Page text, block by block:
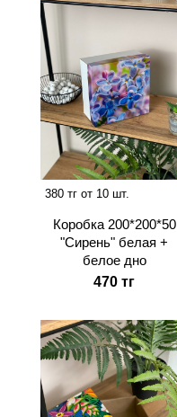
380 тг от 10 шт.
Коробка 200*200*50
"Сирень" белая +
белое дно
470 тг